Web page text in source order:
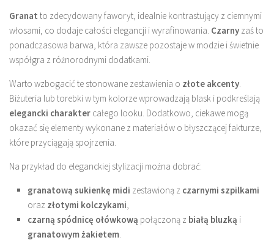
Granat to zdecydowany faworyt, idealnie kontrastujący z ciemnymi
włosami, co dodaje całości elegancji i wyrafinowania. Czarny zaś to
ponadczasowa barwa, która zawsze pozostaje w modzie i świetnie
współgra z różnorodnymi dodatkami.
Warto wzbogacić te stonowane zestawienia o złote akcenty.
Biżuteria lub torebki w tym kolorze wprowadzają blask i podkreślają
elegancki charakter całego looku. Dodatkowo, ciekawe mogą
okazać się elementy wykonane z materiałów o błyszczącej fakturze,
które przyciągają spojrzenia.
Na przykład do eleganckiej stylizacji można dobrać:
granatową sukienkę midi zestawioną z czarnymi szpilkami
oraz złotymi kolczykami,
czarną spódnicę ołówkową połączoną z białą bluzką i
granatowym żakietem.